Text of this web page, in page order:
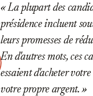
La plupart des
présidence incluent
leurs promesses de
En d'autres mots, ces
essaient d'acheter
votre propre argent.